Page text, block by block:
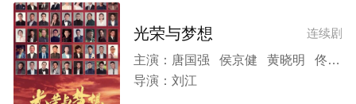
连续剧
光荣与梦想
主演： 唐国强 侯京健 黄晓明 佟瑞欣 刘劲 张桐 吴刚 马少骅 王劲松 高圆圆 李小冉 王丽坤 李晨 倪大红 聂远 李乃文 马元 郑恺 冯雷 高伟光 张一山 关晓彤
导演： 刘江